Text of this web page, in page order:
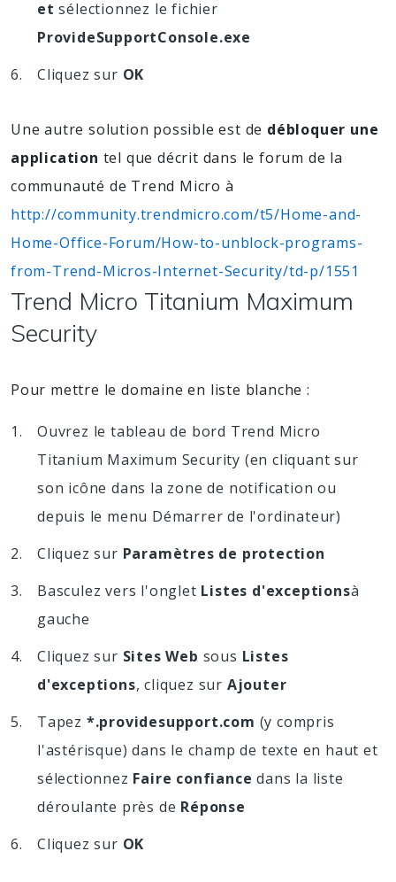
et sélectionnez le fichier
ProvideSupportConsole.exe
Cliquez sur OK
Une autre solution possible est de débloquer une
application tel que décrit dans le forum de la
communauté de Trend Micro à
http://community.trendmicro.com/t5/Home-and-
Home-Office-Forum/How-to-unblock-programs-
from-Trend-Micros-Internet-Security/td-p/1551
Trend Micro Titanium Maximum
Security
Pour mettre le domaine en liste blanche :
Ouvrez le tableau de bord Trend Micro
Titanium Maximum Security (en cliquant sur
son icône dans la zone de notification ou
depuis le menu Démarrer de l'ordinateur)
Cliquez sur Paramètres de protection
Basculez vers l'onglet Listes d'exceptionsà
gauche
Cliquez sur Sites Web sous Listes
d'exceptions, cliquez sur Ajouter
Tapez *.providesupport.com (y compris
l'astérisque) dans le champ de texte en haut et
sélectionnez Faire confiance dans la liste
déroulante près de Réponse
Cliquez sur OK